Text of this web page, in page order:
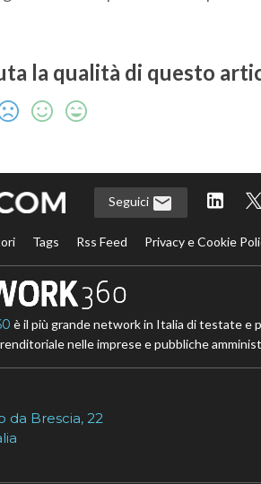
la qualità di questo
Seguici
Tags Rss Feed Privacy e Cookie
è il più grande network in Italia di testate e
nelle imprese e pubbliche
da Brescia, 22